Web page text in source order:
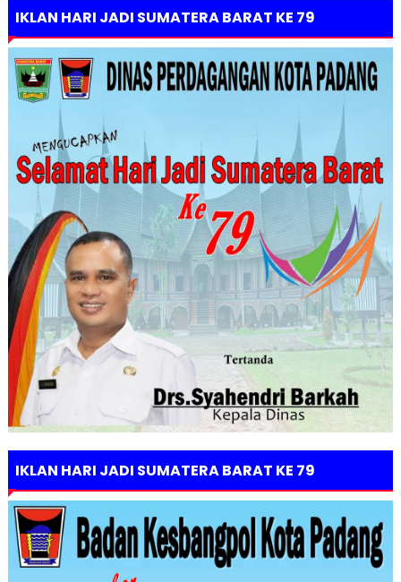
IKLAN HARI JADI SUMATERA BARAT KE 79
IKLAN HARI JADI SUMATERA BARAT KE 79